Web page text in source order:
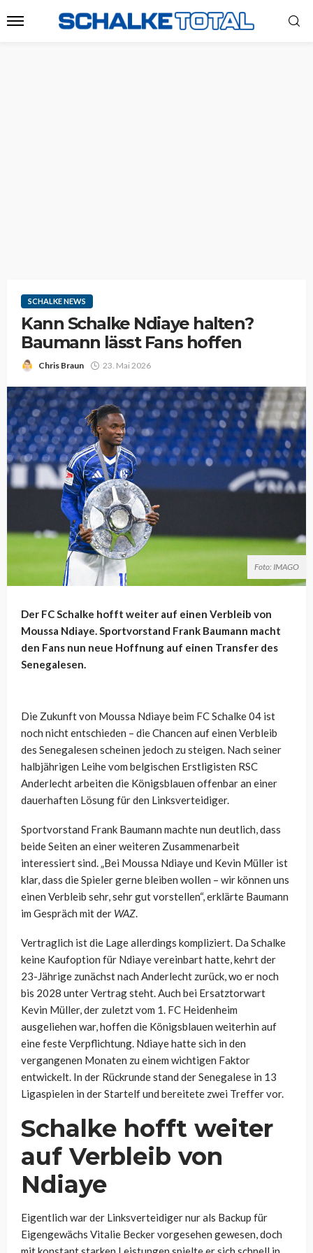
SCHALKE NEWS
Kann Schalke Ndiaye halten?
Baumann lässt Fans hoffen
Chris Braun 23. Mai 2026
Foto: IMAGO
Der FC Schalke hofft weiter auf einen Verbleib von
Moussa Ndiaye. Sportvorstand Frank Baumann macht
den Fans nun neue Hoffnung auf einen Transfer des
Senegalesen.
Die Zukunft von Moussa Ndiaye beim FC Schalke 04 ist
noch nicht entschieden – die Chancen auf einen Verbleib
des Senegalesen scheinen jedoch zu steigen. Nach seiner
halbjährigen Leihe vom belgischen Erstligisten RSC
Anderlecht arbeiten die Königsblauen offenbar an einer
dauerhaften Lösung für den Linksverteidiger.
Sportvorstand Frank Baumann machte nun deutlich, dass
beide Seiten an einer weiteren Zusammenarbeit
interessiert sind. „Bei Moussa Ndiaye und Kevin Müller ist
klar, dass die Spieler gerne bleiben wollen – wir können uns
einen Verbleib sehr, sehr gut vorstellen“, erklärte Baumann
im Gespräch mit der WAZ.
Vertraglich ist die Lage allerdings kompliziert. Da Schalke
keine Kaufoption für Ndiaye vereinbart hatte, kehrt der
23-Jährige zunächst nach Anderlecht zurück, wo er noch
bis 2028 unter Vertrag steht. Auch bei Ersatztorwart
Kevin Müller, der zuletzt vom 1. FC Heidenheim
ausgeliehen war, hoffen die Königsblauen weiterhin auf
eine feste Verpflichtung. Ndiaye hatte sich in den
vergangenen Monaten zu einem wichtigen Faktor
entwickelt. In der Rückrunde stand der Senegalese in 13
Ligaspielen in der Startelf und bereitete zwei Treffer vor.
Schalke hofft weiter
auf Verbleib von
Ndiaye
Eigentlich war der Linksverteidiger nur als Backup für
Eigengewächs Vitalie Becker vorgesehen gewesen, doch